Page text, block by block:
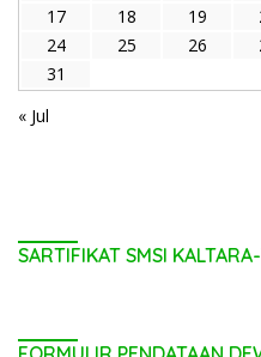
17
18 19
24
25 26
31
« Jul
SARTIFIKAT SMSI